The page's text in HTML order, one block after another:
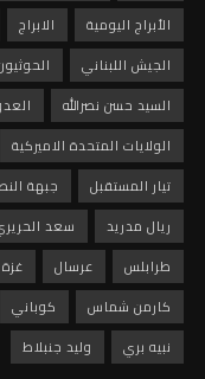
الأبراج اليومية
الابراج
الجيش اللبناني
السيد حسن نصرالله
الولايات المتحدة الاميركية
تيار المستقبل
جبهة
ريال مدريد
سعد
طرابلس
عرسال غزة
كارمن شماس
كوباني
نبيه بري
وليد جنبلاط